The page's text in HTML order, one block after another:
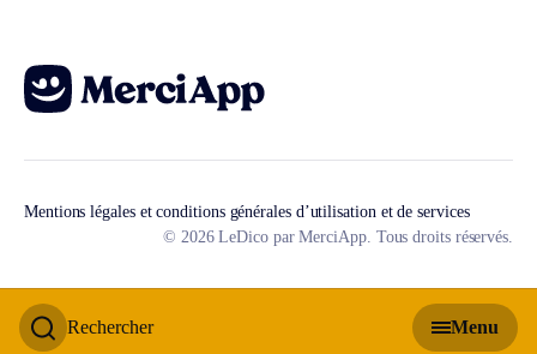
Rechercher Menu
Mentions légales et conditions générales d’utilisation et de services
© 2026 LeDico par MerciApp. Tous droits réservés.